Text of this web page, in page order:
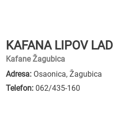
KAFANA LIPOV LAD
Kafane Žagubica
Adresa: Osaonica, Žagubica
Telefon: 062/435-160